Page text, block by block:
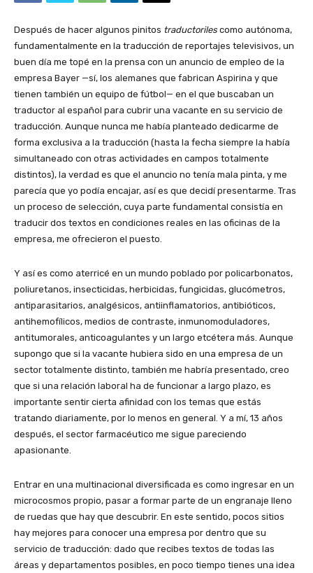
Después de hacer algunos pinitos traductoriles como autónoma,
fundamentalmente en la traducción de reportajes televisivos, un
buen día me topé en la prensa con un anuncio de empleo de la
empresa Bayer —sí, los alemanes que fabrican Aspirina y que
tienen también un equipo de fútbol— en el que buscaban un
traductor al español para cubrir una vacante en su servicio de
traducción. Aunque nunca me había planteado dedicarme de
forma exclusiva a la traducción (hasta la fecha siempre la había
simultaneado con otras actividades en campos totalmente
distintos), la verdad es que el anuncio no tenía mala pinta, y me
parecía que yo podía encajar, así es que decidí presentarme. Tras
un proceso de selección, cuya parte fundamental consistía en
traducir dos textos en condiciones reales en las oficinas de la
empresa, me ofrecieron el puesto.
Y así es como aterricé en un mundo poblado por policarbonatos,
poliuretanos, insecticidas, herbicidas, fungicidas, glucómetros,
antiparasitarios, analgésicos, antiinflamatorios, antibióticos,
antihemofílicos, medios de contraste, inmunomoduladores,
antitumorales, anticoagulantes y un largo etcétera más. Aunque
supongo que si la vacante hubiera sido en una empresa de un
sector totalmente distinto, también me habría presentado, creo
que si una relación laboral ha de funcionar a largo plazo, es
importante sentir cierta afinidad con los temas que estás
tratando diariamente, por lo menos en general. Y a mí, 13 años
después, el sector farmacéutico me sigue pareciendo
apasionante.
Entrar en una multinacional diversificada es como ingresar en un
microcosmos propio, pasar a formar parte de un engranaje lleno
de ruedas que hay que descubrir. En este sentido, pocos sitios
hay mejores para conocer una empresa por dentro que su
servicio de traducción: dado que recibes textos de todas las
áreas y departamentos posibles, en poco tiempo tienes una idea